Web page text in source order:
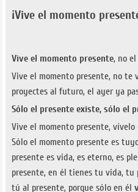
¡Vive el momento
Vive el momento presente, no
Vive el momento presente, no te
proyectes al futuro, el ayer ya
Sólo el presente existe, sólo el
Vive el momento presente,
Sólo el momento presente es
presente es vida, es eterno, es
presente, en él tienes tu vida,
tú al presente, porque sólo en él